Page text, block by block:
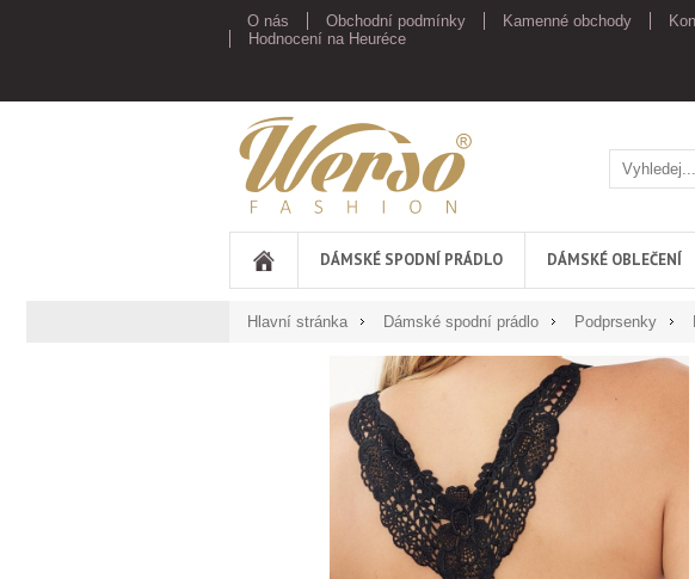
O nás Obchodní podmínky Kamenné obchody
Hodnocení na Heuréce
Werso
DÁMSKÉ SPODNÍ PRÁDLO DÁMSKÉ OBLEČENÍ
Hlavní stránka Dámské spodní prádlo Podprsenky